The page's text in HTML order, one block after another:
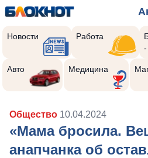
Новости Работа
Авто Медицина
Общество 10.04.2024
«Мама бросила.
анапчанка об